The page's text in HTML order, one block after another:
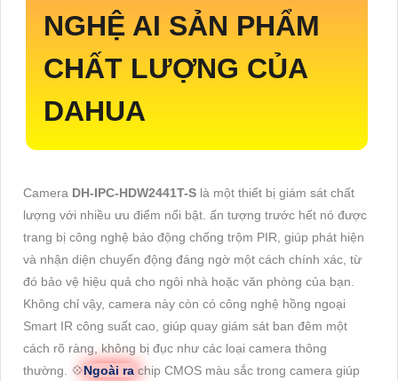
NGHỆ AI SẢN PHẨM
CHẤT LƯỢNG CỦA
DAHUA
Camera DH-IPC-HDW2441T-S là một thiết bị giám sát chất
lượng với nhiều ưu điểm nổi bật. ấn tượng trước hết nó được
trang bị công nghệ báo động chống trộm PIR, giúp phát hiện
và nhận diện chuyển động đáng ngờ một cách chính xác, từ
đó bảo vệ hiệu quả cho ngôi nhà hoặc văn phòng của bạn.
Không chỉ vậy, camera này còn có công nghệ hồng ngoại
Smart IR công suất cao, giúp quay giám sát ban đêm một
cách rõ ràng, không bị đục như các loại camera thông
thường. 💠Ngoài ra chip CMOS màu sắc trong camera giúp